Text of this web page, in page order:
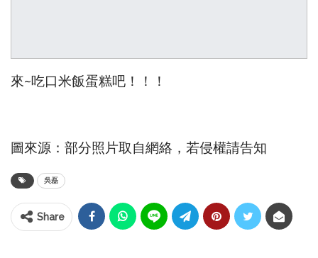
來~吃口米飯蛋糕吧！！！
圖來源：部分照片取自網絡，若侵權請告知
吳磊
Share